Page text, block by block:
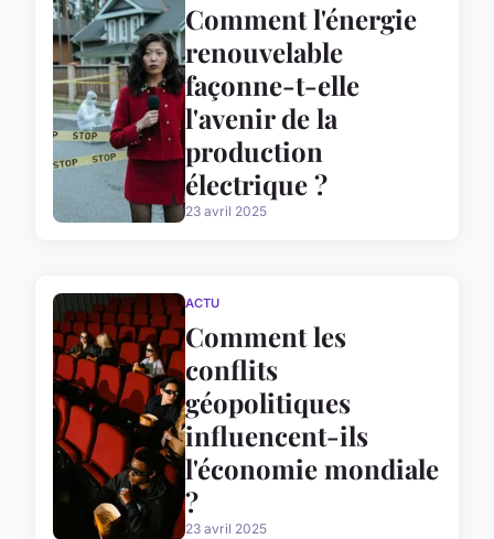
Comment l'énergie
renouvelable
façonne-t-elle
l'avenir de la
production
électrique ?
23 avril 2025
ACTU
Comment les
conflits
géopolitiques
influencent-ils
l'économie mondiale
?
23 avril 2025